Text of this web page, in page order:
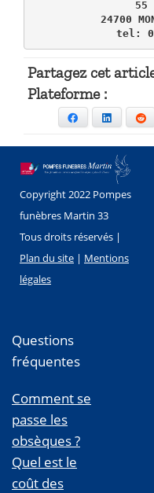
55
24700
tel:
Partagez cet
Plateforme :
Facebook LinkedIn
Copyright 2022 Pompes
funèbres Martin 33
Tous droits réservés |
Plan du site | Mentions
légales
Questions
fréquentes
Comment se
passe les
obsèques ?
Quel est le
coût des